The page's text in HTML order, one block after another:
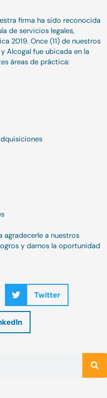
firma ha sido reconocida
de servicios legales,
2019. Once (11) de nuestros
Alcogal fue ubicada en la
áreas de práctica:
agradecerle a nuestros
y darnos la oportunidad
Twitter